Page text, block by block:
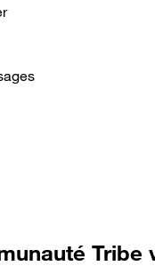
Tribe